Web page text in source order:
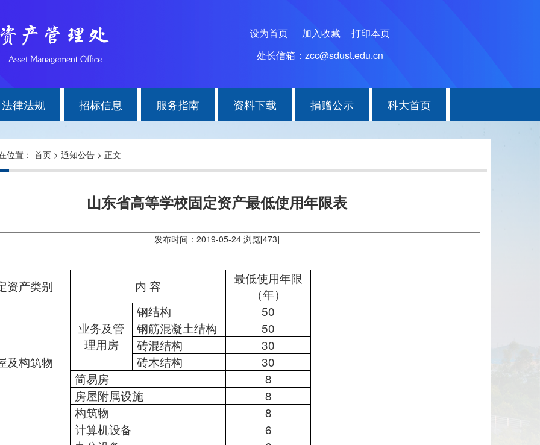
设为首页 加入收藏
打印本页
处长信箱：zcc@sdust.edu.cn
法律法规 招标信息 服务指南 资料下载 捐赠公示 科大首页
位置： 首页 > 通知公告 > 正文
山东省高等学校固定资产最低使用年限表
发布时间：2019-05-24 浏览[473]
资产类别 内 容
最低使用年限
（年）
及构筑物
业务及管
理用房
钢结构
50
钢筋混凝土结构
50
砖混结构
30
砖木结构
30
简易房
8
房屋附属设施
8
构筑物
8
计算机设备
6